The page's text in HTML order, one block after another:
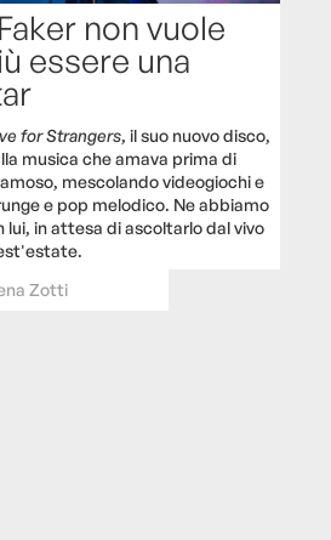
non vuole
essere una
for Strangers, il suo nuovo disco,
musica che amava prima di
mescolando videogiochi e
e pop melodico. Ne abbiamo
lui, in attesa di ascoltarlo dal vivo
Zotti